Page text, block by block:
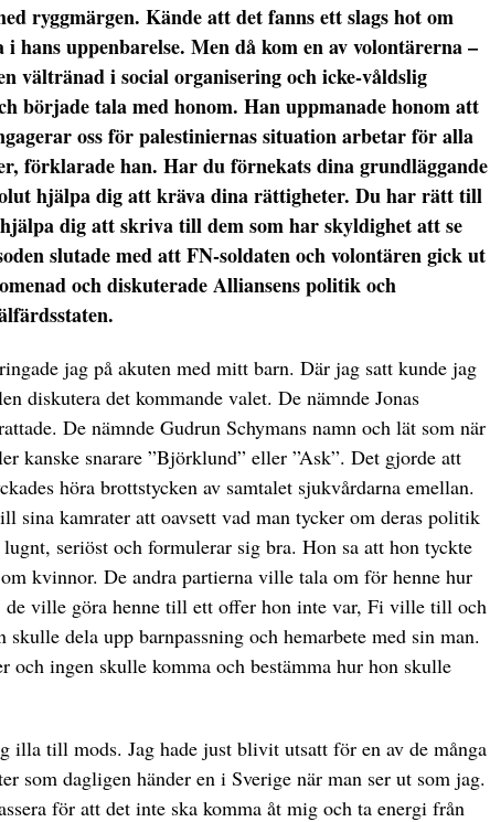
ryggmärgen. Kände att det fanns ett slags hot om
hans uppenbarelse. Men då kom en av volontärerna –
vältränad i social organisering och icke-våldslig
började tala med honom. Han uppmanade honom att
oss för palestiniernas situation arbetar för alla
förklarade han. Har du förnekats dina grundläggande
hjälpa dig att kräva dina rättigheter. Du har rätt till
dig att skriva till dem som har skyldighet att se
slutade med att FN-soldaten och volontären gick ut
och diskuterade Alliansens politik och
jag på akuten med mitt barn. Där jag satt kunde jag
diskutera det kommande valet. De nämnde Jonas
De nämnde Gudrun Schymans namn och lät som när
kanske snarare ”Björklund” eller ”Ask”. Det gjorde att
höra brottstycken av samtalet sjukvårdarna emellan.
sina kamrater att oavsett vad man tycker om deras politik
lugnt, seriöst och formulerar sig bra. Hon sa att hon tyckte
kvinnor. De andra partierna ville tala om för henne hur
ville göra henne till ett offer hon inte var, Fi ville till och
skulle dela upp barnpassning och hemarbete med sin man.
och ingen skulle komma och bestämma hur hon skulle
illa till mods. Jag hade just blivit utsatt för en av de många
som dagligen händer en i Sverige när man ser ut som jag.
för att det inte ska komma åt mig och ta energi från